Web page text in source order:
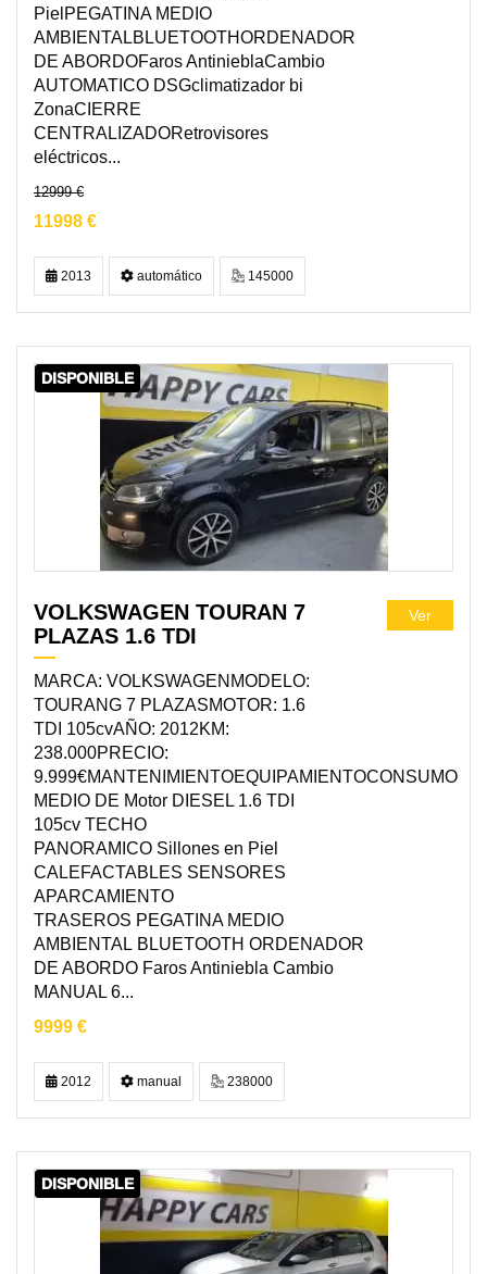
PielPEGATINA MEDIO
AMBIENTALBLUETOOTHORDENADOR
DE ABORDOFaros AntinieblaCambio
AUTOMATICO DSGclimatizador bi
ZonaCIERRE
CENTRALIZADORetrovisores
eléctricos...
12999 €
11998 €
2013 automático 145000
DISPONIBLE
VOLKSWAGEN TOURAN 7
PLAZAS 1.6 TDI
MARCA: VOLKSWAGENMODELO:
TOURANG 7 PLAZASMOTOR: 1.6
TDI 105cvAÑO: 2012KM:
238.000PRECIO:
9.999€MANTENIMIENTOEQUIPAMIENTOCONSUMO
MEDIO DE Motor DIESEL 1.6 TDI
105cv TECHO
PANORAMICO Sillones en Piel
CALEFACTABLES SENSORES
APARCAMIENTO
TRASEROS PEGATINA MEDIO
AMBIENTAL BLUETOOTH ORDENADOR
DE ABORDO Faros Antiniebla Cambio
MANUAL 6...
9999 €
Ver
2012 manual 238000
DISPONIBLE